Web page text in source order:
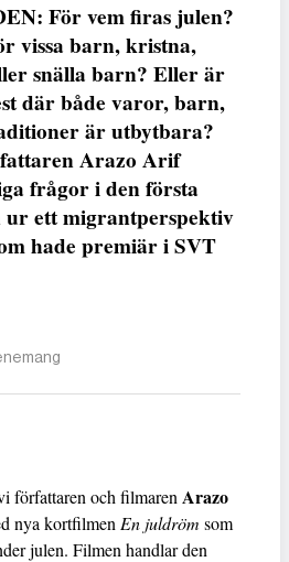
För vem firas julen?
vissa barn, kristna,
snälla barn? Eller är
där både varor, barn,
är utbytbara?
Arazo Arif
frågor i den första
ur ett migrantperspektiv
hade premiär i SVT
författaren och filmaren Arazo
nya kortfilmen En juldröm som
julen. Filmen handlar den